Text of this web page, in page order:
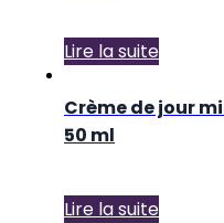
Lire la suite
Crème de jour
50 ml
Lire la suite